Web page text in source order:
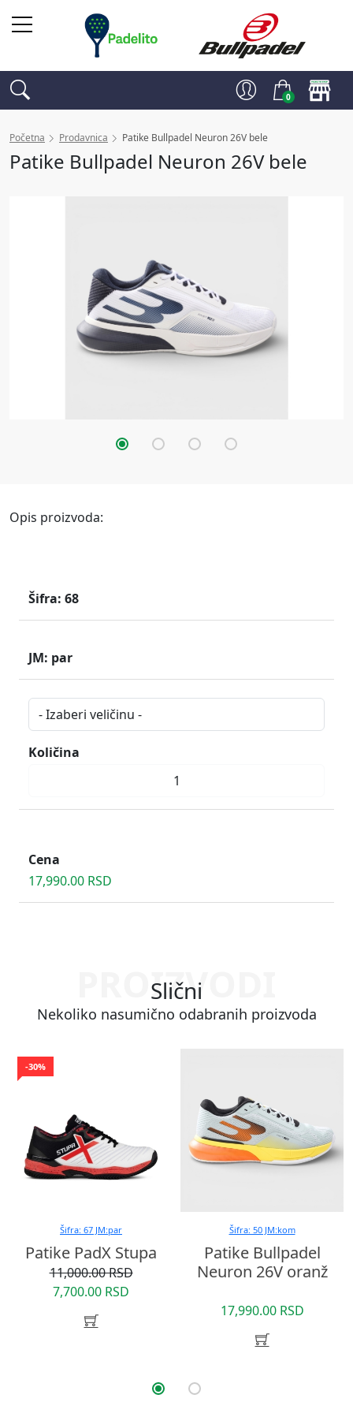
0
Početna Prodavnica Patike Bullpadel Neuron 26V bele
Patike Bullpadel Neuron 26V bele
Opis proizvoda:
Šifra: 68
JM: par
Količina
Cena
17,990.00 RSD
Slični
PROIZVODI
Nekoliko nasumično odabranih proizvoda
-30%
Šifra: 67 JM:par
Patike PadX Stupa
11,000.00 RSD
7,700.00 RSD
Šifra: 50 JM:kom
Patike Bullpadel
Neuron 26V oranž
17,990.00 RSD